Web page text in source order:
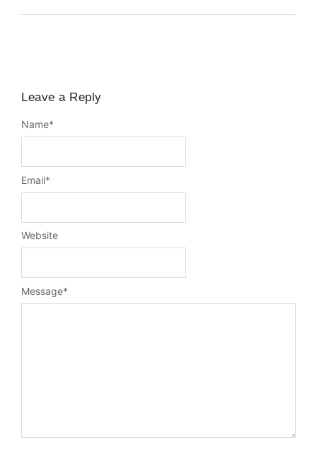
Leave a Reply
Message*
Name*
Email*
Website